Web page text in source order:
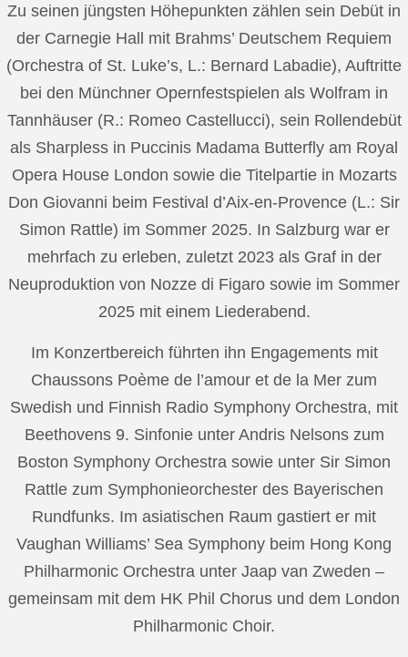
Zu seinen jüngsten Höhepunkten zählen sein Debüt in
der Carnegie Hall mit Brahms’ Deutschem Requiem
(Orchestra of St. Luke’s, L.: Bernard Labadie), Auftritte
bei den Münchner Opernfestspielen als Wolfram in
Tannhäuser (R.: Romeo Castellucci), sein Rollendebüt
als Sharpless in Puccinis Madama Butterfly am Royal
Opera House London sowie die Titelpartie in Mozarts
Don Giovanni beim Festival d’Aix-en-Provence (L.: Sir
Simon Rattle) im Sommer 2025. In Salzburg war er
mehrfach zu erleben, zuletzt 2023 als Graf in der
Neuproduktion von Nozze di Figaro sowie im Sommer
2025 mit einem Liederabend.
Im Konzertbereich führten ihn Engagements mit
Chaussons Poème de l’amour et de la Mer zum
Swedish und Finnish Radio Symphony Orchestra, mit
Beethovens 9. Sinfonie unter Andris Nelsons zum
Boston Symphony Orchestra sowie unter Sir Simon
Rattle zum Symphonieorchester des Bayerischen
Rundfunks. Im asiatischen Raum gastiert er mit
Vaughan Williams’ Sea Symphony beim Hong Kong
Philharmonic Orchestra unter Jaap van Zweden –
gemeinsam mit dem HK Phil Chorus und dem London
Philharmonic Choir.